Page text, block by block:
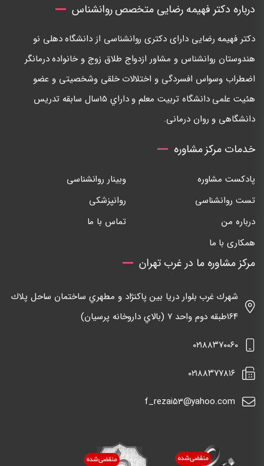
درباره دکتر فهیمه رضایی متخصص روانشناس
دكتر فهيمه رضايی دارای دكتری روانشناسی از دانشگاه دهلی نو
هندوستان روانشناس و مشاور ازدواج طلاق زوج و خانواده درمانگر
اضطراب وسواس افسردگی و اختلالات خلقی وشخصيتی و عضو
هئيت علمی دانشگاه تربيت معلم و داراي ١٥سال سابقه تدريس
دانشگاهی و روان درمانی.
خدمات مرکز مشاوره
پادکست مشاوره
وبینار روانشناسی
تست روانشناسی
روانپزشکی
درباره من
تماس با ما
همکاری با ما
مرکز مشاوره ما در غرب تهران
شهرك غرب بلوار دريا بين پاكنژاد و مطهري ساختمان ساحل پلاك
١٦٤طبقه دوم واحد ٧ (بالاي داروخانه پرسيان)
٠٢١٨٨٣٧٠٠٦٠
٠٢١٨٨٣٧٧٨١٦
f_rezai53@yahoo.com